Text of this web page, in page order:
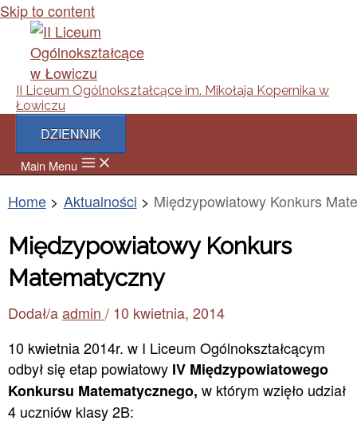
Skip to content
II Liceum Ogólnokształcące im. Mikołaja Kopernika w
Łowiczu
DZIENNIK
Main Menu
Home Aktualności Międzypowiatowy Konkurs
Międzypowiatowy Konkurs
Matematyczny
Dodał/a admin / 10 kwietnia, 2014
10 kwietnia 2014r. w I Liceum Ogólnokształcącym
odbył się etap powiatowy IV Międzypowiatowego
Konkursu Matematycznego, w którym wzięło udział
4 uczniów klasy 2B: